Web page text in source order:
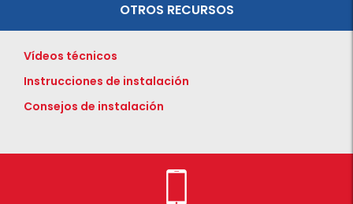
OTROS RECURSOS
Vídeos técnicos
Instrucciones de instalación
Consejos de instalación